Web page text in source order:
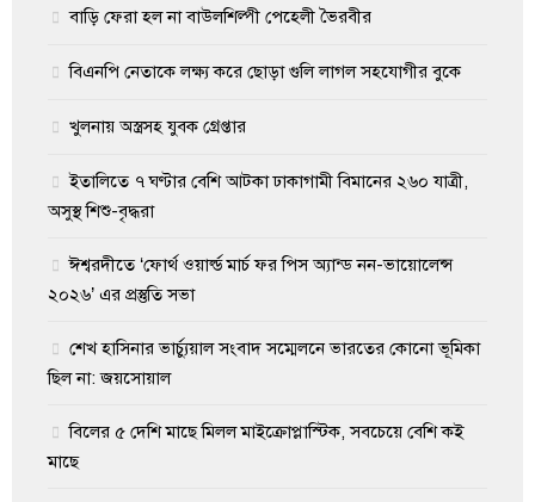
বাড়ি ফেরা হল না বাউলশিল্পী পেহেলী ভৈরবীর
বিএনপি নেতাকে লক্ষ্য করে ছোড়া গুলি লাগল সহযোগীর বুকে
খুলনায় অস্ত্রসহ যুবক গ্রেপ্তার
ইতালিতে ৭ ঘণ্টার বেশি আটকা ঢাকাগামী বিমানের ২৬০ যাত্রী,
অসুস্থ শিশু-বৃদ্ধরা
ঈশ্বরদীতে ‘ফোর্থ ওয়ার্ল্ড মার্চ ফর পিস অ্যান্ড নন-ভায়োলেন্স
২০২৬’ এর প্রস্তুতি সভা
শেখ হাসিনার ভার্চ্যুয়াল সংবাদ সম্মেলনে ভারতের কোনো ভূমিকা
ছিল না: জয়সোয়াল
বিলের ৫ দেশি মাছে মিলল মাইক্রোপ্লাস্টিক, সবচেয়ে বেশি কই
মাছে